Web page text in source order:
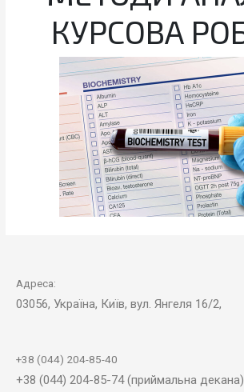
Адреса:
03056, Україна, Київ, вул. Янгеля 16/2,
+38 (044) 204-85-40
+38 (044) 204-85-74 (приймальна декана)